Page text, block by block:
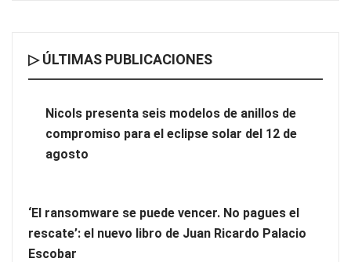
▷ ÚLTIMAS PUBLICACIONES
Nicols presenta seis modelos de anillos de
compromiso para el eclipse solar del 12 de
agosto
‘El ransomware se puede vencer. No pagues el
rescate’: el nuevo libro de Juan Ricardo Palacio
Escobar